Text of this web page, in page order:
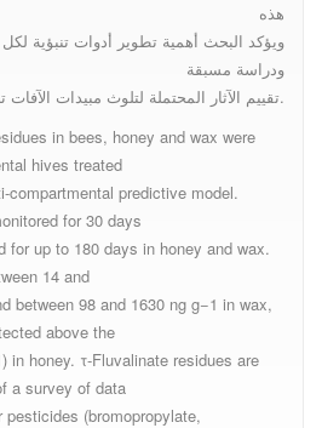
هذه
ويؤكد البحث أهمية تطوير أدوات تنبؤية
ودراسة مسبقة
تقييم الآثار المحتملة لتلوث مبيدات الآفات تبعا لطريقة التطبيق.
in bees, honey and wax were
hives treated
predictive model.
for 30 days
for up to 180 days in honey and wax.
14 and
between 98 and 1630 ng g−1 in wax,
above the
in honey. τ-Fluvalinate residues are
a survey of data
(bromopropylate,